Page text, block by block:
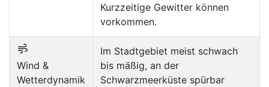
Kurzzeitige Gewitter können
vorkommen.
Wind &
Wetterdynamik
Im Stadtgebiet meist schwach
bis mäßig, an der
Schwarzmeerküste spürbar